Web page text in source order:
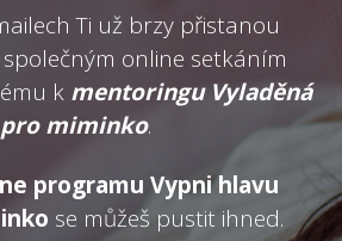
Ti už brzy přistanou
online setkáním
k mentoringu Vyladěná
pro miminko.
programu Vypni hlavu
se můžeš pustit ihned.